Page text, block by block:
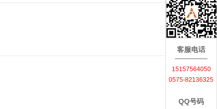
客服电话
15157564050
0575-82136325
QQ号码